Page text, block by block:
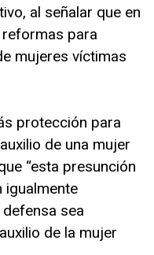
al señalar que en
para
mujeres víctimas
protección para
de una mujer
“esta presunción
igualmente
sea
de la mujer